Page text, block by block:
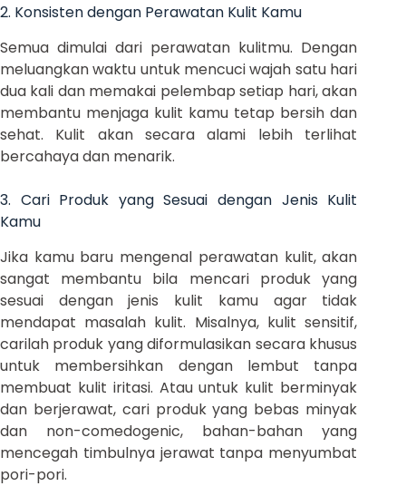
2. Konsisten dengan Perawatan Kulit Kamu
Semua dimulai dari perawatan kulitmu. Dengan
meluangkan waktu untuk mencuci wajah satu hari
dua kali dan memakai pelembap setiap hari, akan
membantu menjaga kulit kamu tetap bersih dan
sehat. Kulit akan secara alami lebih terlihat
bercahaya dan menarik.
3. Cari Produk yang Sesuai dengan Jenis Kulit
Kamu
Jika kamu baru mengenal perawatan kulit, akan
sangat membantu bila mencari produk yang
sesuai dengan jenis kulit kamu agar tidak
mendapat masalah kulit. Misalnya, kulit sensitif,
carilah produk yang diformulasikan secara khusus
untuk membersihkan dengan lembut tanpa
membuat kulit iritasi. Atau untuk kulit berminyak
dan berjerawat, cari produk yang bebas minyak
dan non-comedogenic, bahan-bahan yang
mencegah timbulnya jerawat tanpa menyumbat
pori-pori.